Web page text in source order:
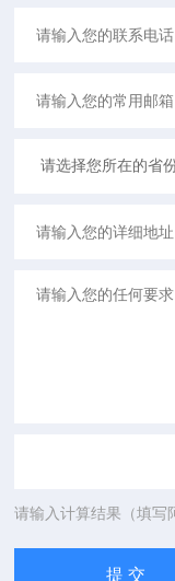
请输入计算结果（填写